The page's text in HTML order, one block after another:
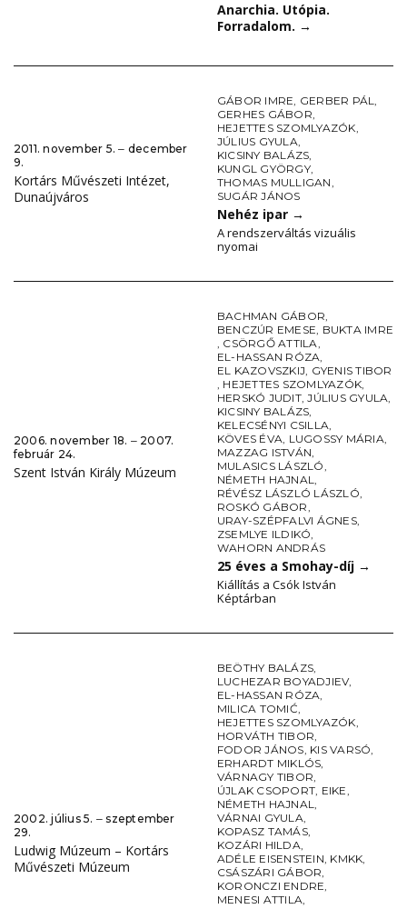
Anarchia. Utópia.
Forradalom. →
2011. november 5. ‒ december
9.
Kortárs Művészeti Intézet,
Dunaújváros
GÁBOR IMRE, GERBER PÁL,
GERHES GÁBOR,
HEJETTES SZOMLYAZÓK,
JÚLIUS GYULA,
KICSINY BALÁZS,
KUNGL GYÖRGY,
THOMAS MULLIGAN,
SUGÁR JÁNOS
Nehéz ipar →
A rendszerváltás vizuális
nyomai
2006. november 18. ‒ 2007.
február 24.
Szent István Király Múzeum
BACHMAN GÁBOR,
BENCZÚR EMESE, BUKTA IMRE
, CSÖRGŐ ATTILA,
EL-HASSAN RÓZA,
EL KAZOVSZKIJ, GYENIS TIBOR
, HEJETTES SZOMLYAZÓK,
HERSKÓ JUDIT,JÚLIUS GYULA,
KICSINY BALÁZS,
KELECSÉNYI CSILLA,
KÖVES ÉVA, LUGOSSY MÁRIA,
MAZZAG ISTVÁN,
MULASICS LÁSZLÓ,
NÉMETH HAJNAL,
RÉVÉSZ LÁSZLÓ LÁSZLÓ,
ROSKÓ GÁBOR,
URAY-SZÉPFALVI ÁGNES,
ZSEMLYE ILDIKÓ,
WAHORN ANDRÁS
25 éves a Smohay-díj →
Kiállítás a Csók István
Képtárban
2002. július 5. ‒ szeptember
29.
Ludwig Múzeum – Kortárs
Művészeti Múzeum
BEÖTHY BALÁZS,
LUCHEZAR BOYADJIEV,
EL-HASSAN RÓZA,
MILICA TOMIĆ,
HEJETTES SZOMLYAZÓK,
HORVÁTH TIBOR,
FODOR JÁNOS, KIS VARSÓ,
ERHARDT MIKLÓS,
VÁRNAGY TIBOR,
ÚJLAK CSOPORT, EIKE,
NÉMETH HAJNAL,
VÁRNAI GYULA,
KOPASZ TAMÁS,
KOZÁRI HILDA,
ADÉLE EISENSTEIN, KMKK,
CSÁSZÁRI GÁBOR,
KORONCZI ENDRE,
MENESI ATTILA,